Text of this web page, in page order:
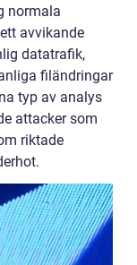
normala
avvikande
datatrafik,
filändringar
typ av analys
attacker som
riktade